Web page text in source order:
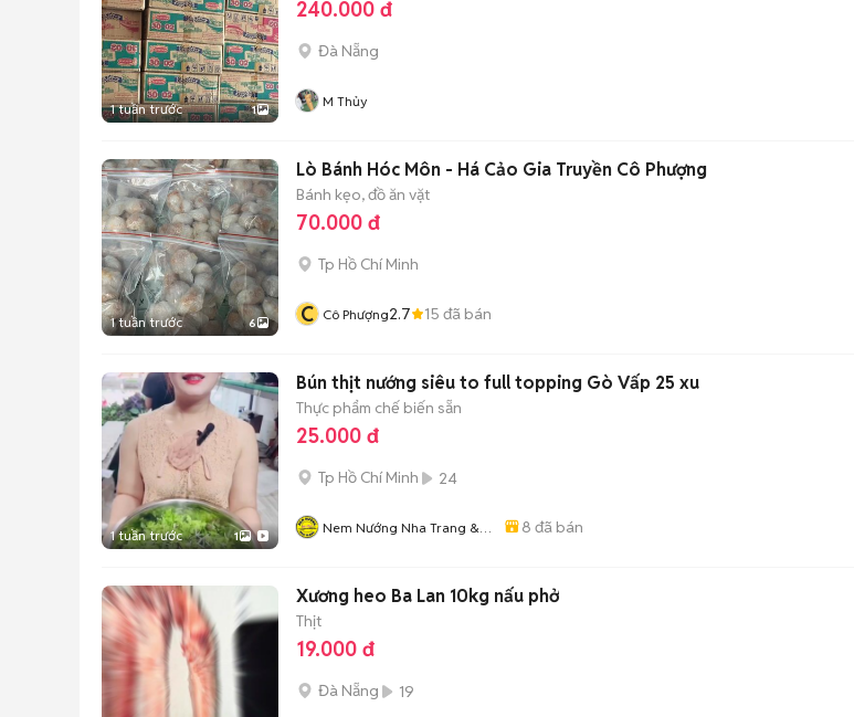
1 tuần trước 1
240.000 đ
Đà Nẵng
M Thủy
1 tuần trước 6
Lò Bánh Hóc Môn - Há Cảo Gia Truyền Cô Phượng
Bánh kẹo, đồ ăn vặt
70.000 đ
Tp Hồ Chí Minh
C Cô Phượng2.7 15 đã bán
1 tuần trước 1
Bún thịt nướng siêu to full topping Gò Vấp 25 xu
Thực phẩm chế biến sẵn
25.000 đ
Tp Hồ Chí Minh 24
Nem Nướng Nha Trang &
8 đã bán
Xương heo Ba Lan 10kg nấu phở
Thịt
19.000 đ
Đà Nẵng 19